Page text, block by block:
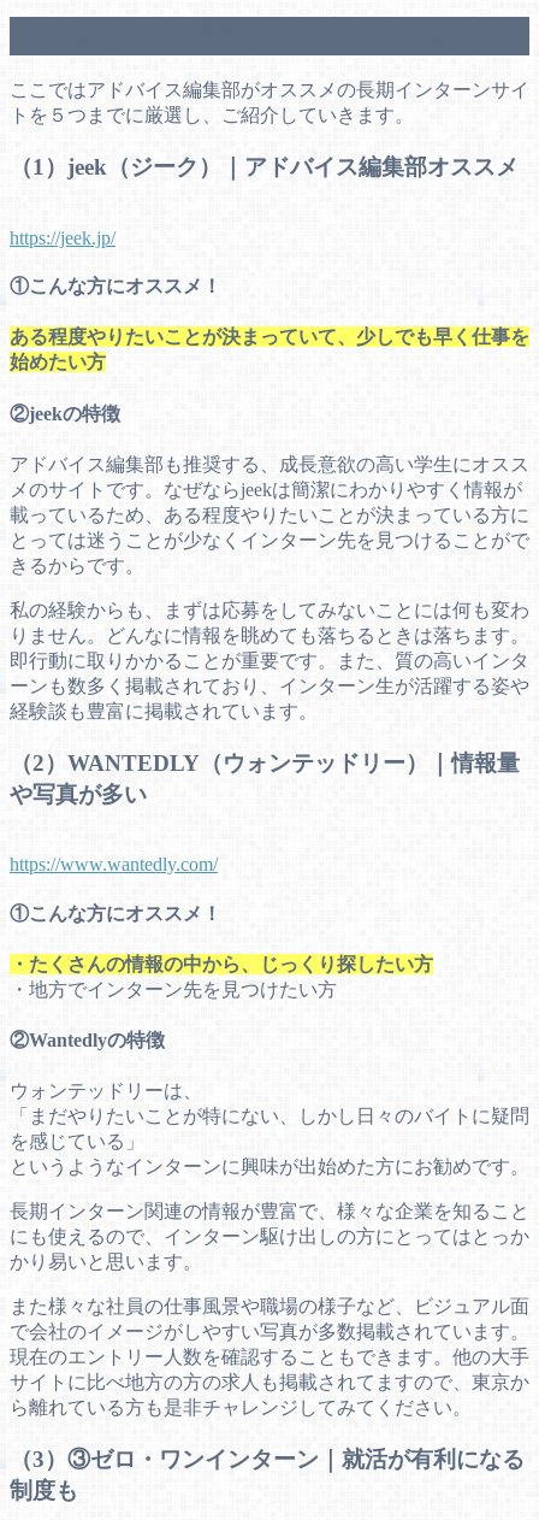
ここではアドバイス編集部がオススメの長期インターンサイ
トを５つまでに厳選し、ご紹介していきます。
（1）jeek（ジーク）｜アドバイス編集部オススメ
https://jeek.jp/
①こんな方にオススメ！
ある程度やりたいことが決まっていて、少しでも早く仕事を
始めたい方
②jeekの特徴
アドバイス編集部も推奨する、成長意欲の高い学生にオスス
メのサイトです。なぜならjeekは簡潔にわかりやすく情報が
載っているため、ある程度やりたいことが決まっている方に
とっては迷うことが少なくインターン先を見つけることがで
きるからです。
私の経験からも、まずは応募をしてみないことには何も変わ
りません。どんなに情報を眺めても落ちるときは落ちます。
即行動に取りかかることが重要です。また、質の高いインタ
ーンも数多く掲載されており、インターン生が活躍する姿や
経験談も豊富に掲載されています。
（2）WANTEDLY（ウォンテッドリー）｜情報量
や写真が多い
https://www.wantedly.com/
①こんな方にオススメ！
・たくさんの情報の中から、じっくり探したい方
・地方でインターン先を見つけたい方
②Wantedlyの特徴
ウォンテッドリーは、
「まだやりたいことが特にない、しかし日々のバイトに疑問
を感じている」
というようなインターンに興味が出始めた方にお勧めです。
長期インターン関連の情報が豊富で、様々な企業を知ること
にも使えるので、インターン駆け出しの方にとってはとっか
かり易いと思います。
また様々な社員の仕事風景や職場の様子など、ビジュアル面
で会社のイメージがしやすい写真が多数掲載されています。
現在のエントリー人数を確認することもできます。他の大手
サイトに比べ地方の方の求人も掲載されてますので、東京か
ら離れている方も是非チャレンジしてみてください。
（3）③ゼロ・ワンインターン｜就活が有利になる
制度も